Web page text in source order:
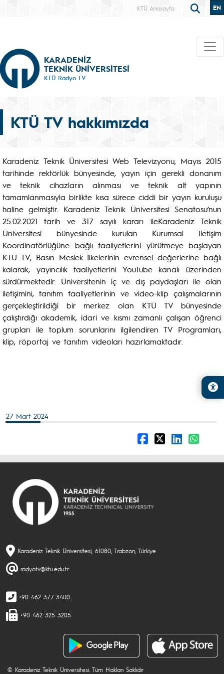
KTÜ Anasayfa EN
KARADENİZ
TEKNİK ÜNİVERSİTESİ
KTÜ Radyo TV
KTÜ TV hakkımızda
Karadeniz Teknik Üniversitesi Web Televizyonu, Mayıs 2015
tarihinde rektörlük bünyesinde, yayın için gerekli donanım
ve teknik cihazların alınması ve teknik alt yapının
tamamlanmasıyla birlikte kısa sürece ciddi bir yayın kuruluşu
haline gelmiştir. Karadeniz Teknik Üniversitesi Senatosu’nun
25.02.2021 tarih ve 317 sayılı kararı ileKaradeniz Teknik
Üniversitesi bünyesinde kurulan Kurumsal İletişim
Koordinatörlüğüne bağlı faaliyetlerini yürütmeye başlayan
KTÜ TV, Basın Meslek İlkelerinin evrensel değerlerine bağlı
kalarak, yayıncılık faaliyetlerini YouTube kanalı üzerinden
sürdürmektedir. Üniversitenin iç ve dış paydaşları ile olan
iletişimini, tanıtım faaliyetlerinin ve video-klip çalışmalarının
gerçekleştirildiği bir merkez olan KTÜ TV bünyesinde
çalıştırdığı akademik, idari ve kısmı zamanlı çalışan öğrenci
grupları ile toplum sorunlarını ilgilendiren TV Programları,
klip, röportaj ve tanıtım videoları hazırlamaktadır.
27 Mart 2024
Karadeniz Teknik Üniversitesi, 61080, Trabzon, Türkiye
radyotv@ktu.edu.tr
+90 462 377 3400
+90 462 325 3205
© Karadeniz Teknik Üniversitesi. Tüm Hakları Saklıdır